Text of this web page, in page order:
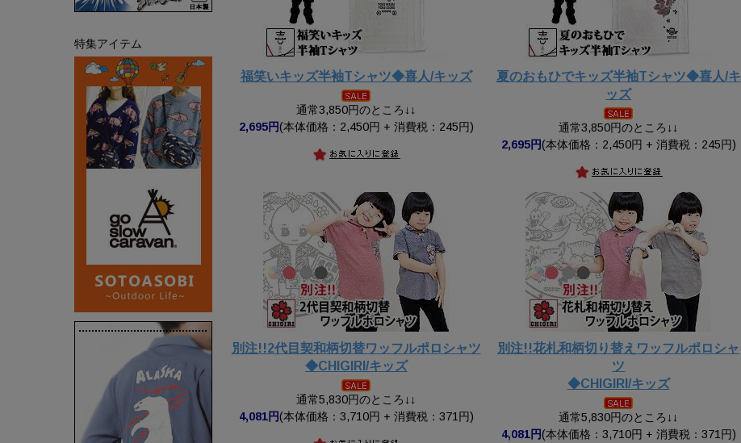
特集アイテム
福笑いキッズ半袖Tシャツ◆喜人/キッズ
通常3,850円のところ↓↓
2,695円(本体価格：2,450円 + 消費税：245円)
夏のおもひでキッズ半袖Tシャツ◆喜人/キ
ッズ
通常3,850円のところ↓↓
2,695円(本体価格：2,450円 + 消費税：245円)
別注!!2代目契和柄切替ワッフルポロシャツ
◆CHIGIRI/キッズ
通常5,830円のところ↓↓
4,081円(本体価格：3,710円 + 消費税：371円)
別注!!花札和柄切り替えワッフルポロシャ
ツ
◆CHIGIRI/キッズ
通常5,830円のところ↓↓
4,081円(本体価格：3,710円 + 消費税：371円)